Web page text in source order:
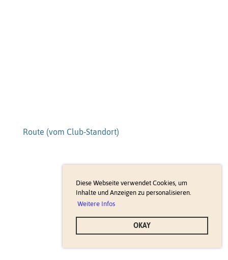
Diese Webseite verwendet Cookies, um
Inhalte und Anzeigen zu personalisieren.
Weitere Infos
OKAY
Route (vom Club-Standort)